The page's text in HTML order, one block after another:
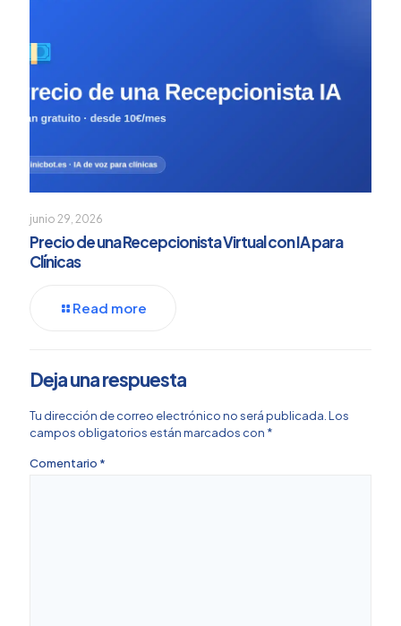
junio 29, 2026
Precio de una Recepcionista Virtual con IA para
Clínicas
Read more
Deja una respuesta
Tu dirección de correo electrónico no será publicada. Los
campos obligatorios están marcados con *
Comentario *